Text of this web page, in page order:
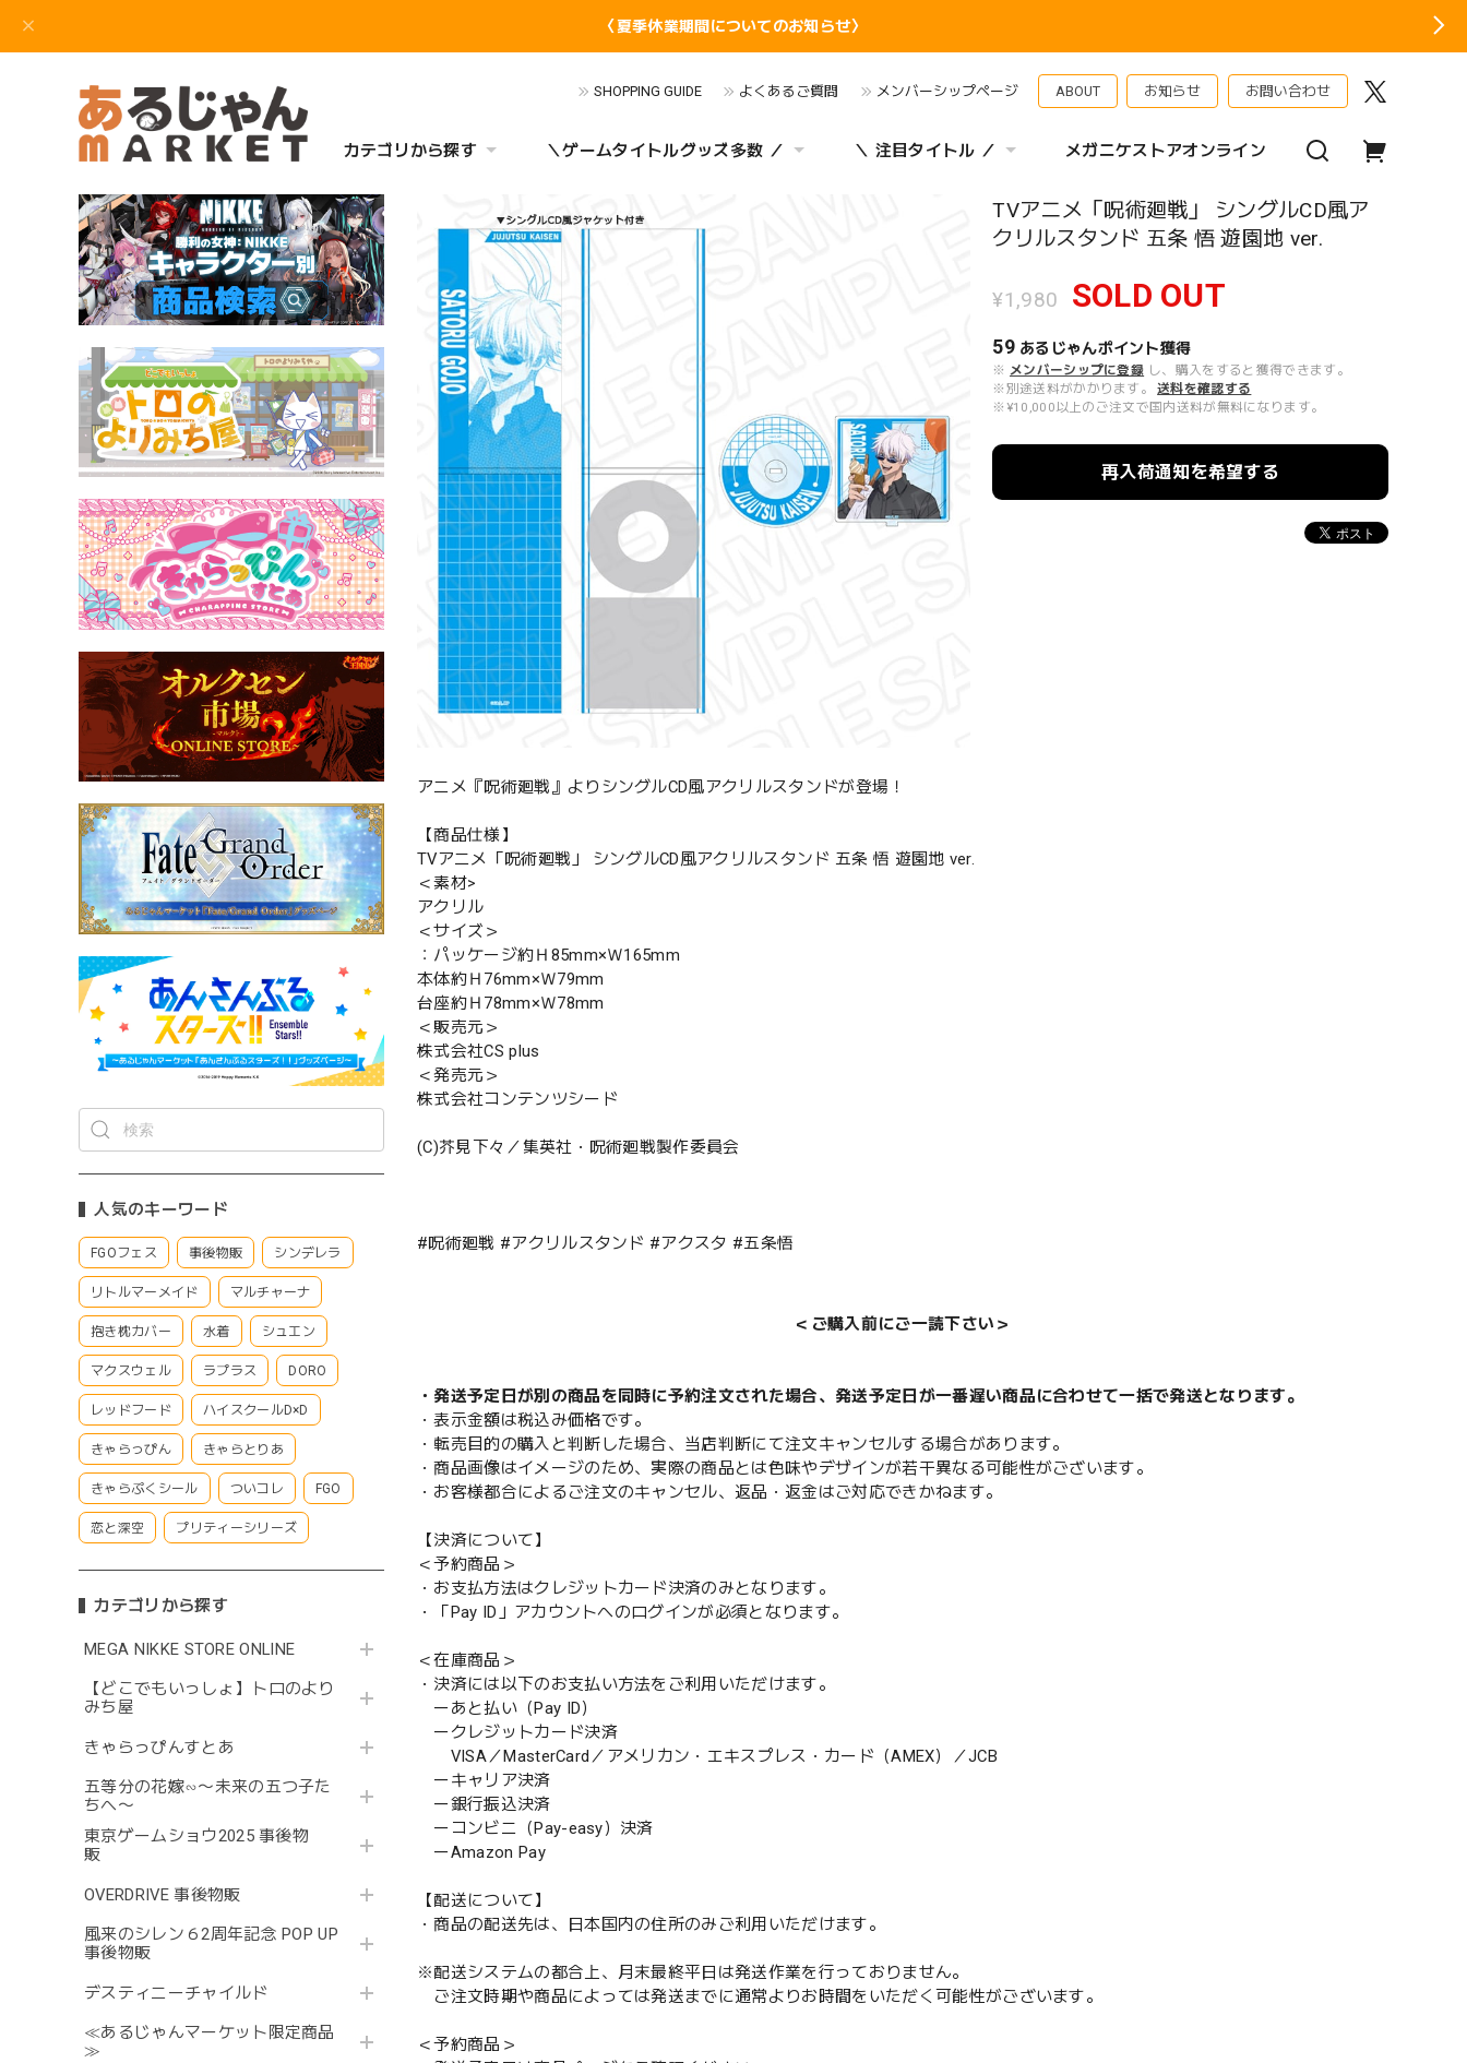
〈夏季休業期間についてのお知らせ〉
SHOPPING GUIDE よくあるご質問 メンバーシップページ ABOUT お知らせ お問い合わせ
カテゴリから探す ＼ゲームタイトルグッズ多数 ／ ＼ 注目タイトル ／ メガニケストアオンライン
人気のキーワード
FGOフェス 事後物販 シンデレラ
リトルマーメイド マルチャーナ
抱き枕カバー 水着 シュエン
マクスウェル ラプラス DORO
レッドフード ハイスクールD×D
きゃらっぴん きゃらとりあ
きゃらぷくシール ついコレ FGO
恋と深空 プリティーシリーズ
カテゴリから探す
MEGA NIKKE STORE ONLINE
【どこでもいっしょ】トロのより
みち屋
きゃらっぴんすとあ
五等分の花嫁∽〜未来の五つ子た
ちへ〜
東京ゲームショウ2025 事後物
販
OVERDRIVE 事後物販
風来のシレン６2周年記念 POP UP
事後物販
デスティニーチャイルド
≪あるじゃんマーケット限定商品
≫
TVアニメ「呪術廻戦」 シングルCD風ア
クリルスタンド 五条 悟 遊園地 ver.
¥1,980 SOLD OUT
59 あるじゃんポイント獲得
※ メンバーシップに登録 し、購入をすると獲得できます。
※別途送料がかかります。
送料を確認する
※¥10,000以上のご注文で国内送料が無料になります。
再入荷通知を希望する
アニメ『呪術廻戦』よりシングルCD風アクリルスタンドが登場！
【商品仕様】
TVアニメ「呪術廻戦」 シングルCD風アクリルスタンド 五条 悟 遊園地 ver.
＜素材>
アクリル
＜サイズ＞
：パッケージ約Ｈ85mm×Ｗ165mm
本体約Ｈ76mm×Ｗ79mm
台座約Ｈ78mm×Ｗ78mm
＜販売元＞
株式会社CS plus
＜発売元＞
株式会社コンテンツシード
(C)芥見下々／集英社・呪術廻戦製作委員会
#呪術廻戦 #アクリルスタンド #アクスタ #五条悟
＜ご購入前にご一読下さい＞
・発送予定日が別の商品を同時に予約注文された場合、発送予定日が一番遅い商品に合わせて一括で発送となります。
・表示金額は税込み価格です。
・転売目的の購入と判断した場合、当店判断にて注文キャンセルする場合があります。
・商品画像はイメージのため、実際の商品とは色味やデザインが若干異なる可能性がございます。
・お客様都合によるご注文のキャンセル、返品・返金はご対応できかねます。
【決済について】
＜予約商品＞
・お支払方法はクレジットカード決済のみとなります。
・「Pay ID」アカウントへのログインが必須となります。
＜在庫商品＞
・決済には以下のお支払い方法をご利用いただけます。
ーあと払い（Pay ID）
ークレジットカード決済
VISA／MasterCard／アメリカン・エキスプレス・カード（AMEX）／JCB
ーキャリア決済
ー銀行振込決済
ーコンビニ（Pay-easy）決済
ーAmazon Pay
【配送について】
・商品の配送先は、日本国内の住所のみご利用いただけます。
※配送システムの都合上、月末最終平日は発送作業を行っておりません。
ご注文時期や商品によっては発送までに通常よりお時間をいただく可能性がございます。
＜予約商品＞